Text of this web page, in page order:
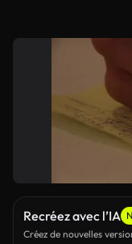
Recréez avec l’IA
Créez de nouvelles